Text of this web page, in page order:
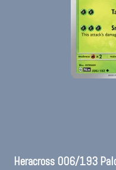
Heracross 006/193